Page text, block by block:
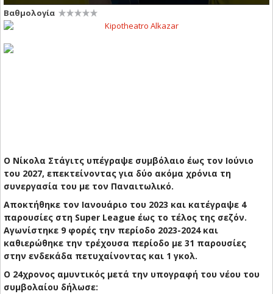
Βαθμολογία
Ο Νίκολα Στάγιτς υπέγραψε συμβόλαιο έως τον Ιούνιο
του 2027, επεκτείνοντας για δύο ακόμα χρόνια τη
συνεργασία του με τον Παναιτωλικό.
Αποκτήθηκε τον Ιανουάριο του 2023 και κατέγραψε 4
παρουσίες στη Super League έως το τέλος της σεζόν.
Αγωνίστηκε 9 φορές την περίοδο 2023-2024 και
καθιερώθηκε την τρέχουσα περίοδο με 31 παρουσίες
στην ενδεκάδα πετυχαίνοντας και 1 γκολ.
Ο 24χρονος αμυντικός μετά την υπογραφή του νέου του
συμβολαίου δήλωσε: